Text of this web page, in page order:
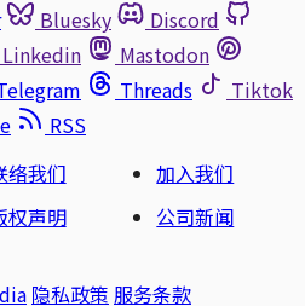
Bluesky
Discord
Linkedin
Mastodon
Threads
Tiktok
RSS
络我们
加入我们
权声明
公司新闻
隐私政策 服务条款